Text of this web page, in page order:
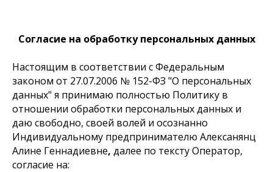
Согласие на обработку персональных данных
Настоящим в соответствии с Федеральным
законом от 27.07.2006 № 152-ФЗ "О персональных
данных" я принимаю полностью Политику в
отношении обработки персональных данных и
даю свободно, своей волей и осознанно
Индивидуальному предпринимателю Алексанянц
Алине Геннадиевне, далее по тексту Оператор,
согласие на: